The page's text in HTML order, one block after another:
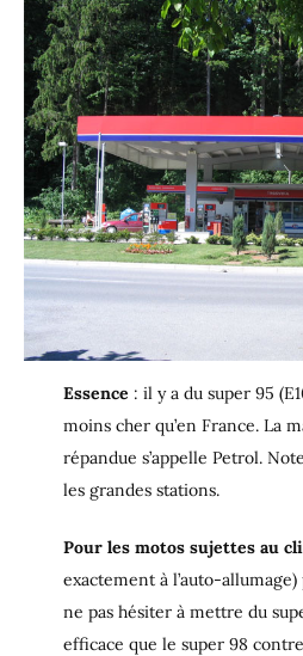
Essence : il y a du super 95
moins cher qu’en France. La
répandue s’appelle Petrol.
les grandes stations.
Pour les motos sujettes au
exactement à l’auto-
ne pas hésiter à mettre du
efficace que le super 98